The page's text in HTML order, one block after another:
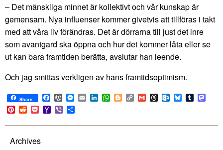
– Det mänskliga minnet är kollektivt och vår kunskap är
gemensam. Nya influenser kommer givetvis att tillföras i takt
med att våra liv förändras. Det är dörrarna till just det inre
som avantgard ska öppna och hur det kommer låta eller se
ut kan bara framtiden berätta, avslutar han leende.
Och jag smittas verkligen av hans framtidsoptimism.
Share Facebook
WordPress
Messenger
EmailLinkedIn
WhatsApp
BloggerCopy
Link
GmailThreadsOutlook.com
BlueskyTumblr
Pinterest
RedditPocketYahoo
Mail
Viber
Archives